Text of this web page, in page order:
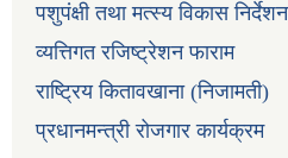
पशुपंक्षी तथा मत्स्य विकास
व्यत्तिगत रजिष्ट्रेशन फाराम
राष्ट्रिय कितावखाना (निजामती)
प्रधानमन्त्री रोजगार कार्यक्रम